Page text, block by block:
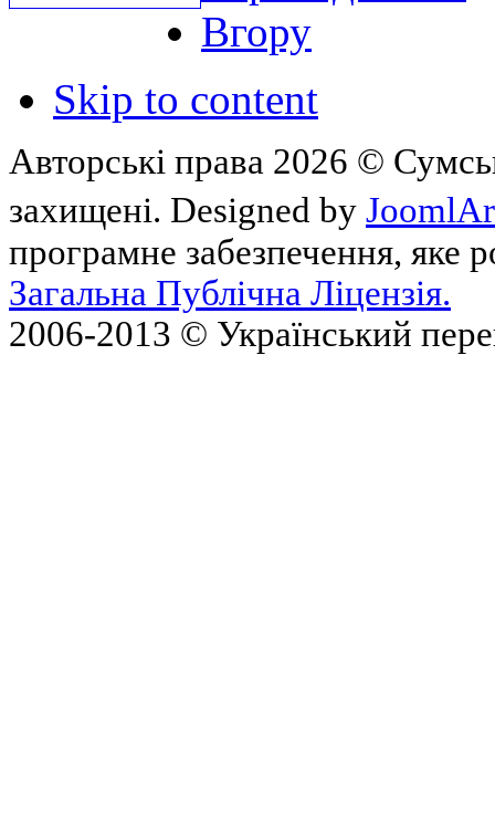
Вгору
Skip to content
Авторські права 2026 ©
захищені. Designed by
програмне забезпечення, яке
Загальна Публічна Ліцензія.
2006-2013 © Український